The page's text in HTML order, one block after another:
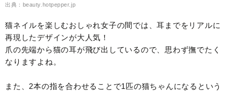
出典：beauty.hotpepper.jp
猫ネイルを楽しむおしゃれ女子の間では、耳までをリアルに
再現したデザインが大人気！
爪の先端から猫の耳が飛び出しているので、思わず撫でたく
なりますよね。
また、2本の指を合わせることで1匹の猫ちゃんになるという